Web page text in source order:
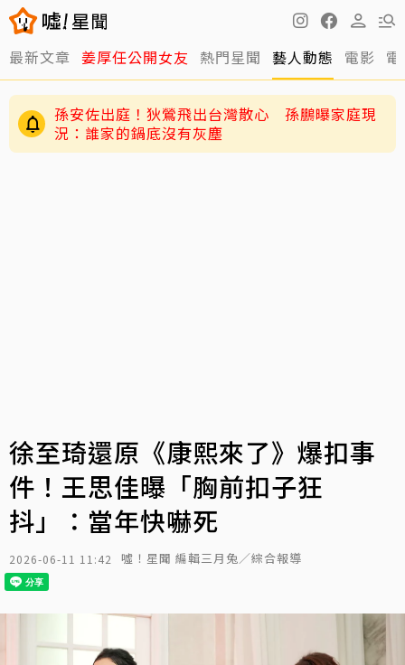
最新文章 姜厚任公開女友 熱門星聞 藝人動態 電影
孫安佐出庭！狄鶯飛出台灣散心 孫鵬曝家庭現
況：誰家的鍋底沒有灰塵
徐至琦還原《康熙來了》爆扣事
件！王思佳曝「胸前扣子狂
抖」：當年快嚇死
2026-06-11 11:42 噓！星聞 編輯三月兔／綜合報導